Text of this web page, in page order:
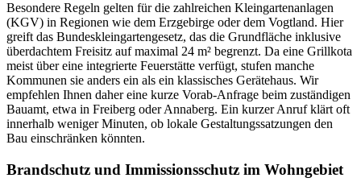
Besondere Regeln gelten für die zahlreichen Kleingartenanlagen
(KGV) in Regionen wie dem Erzgebirge oder dem Vogtland. Hier
greift das Bundeskleingartengesetz, das die Grundfläche inklusive
überdachtem Freisitz auf maximal 24 m² begrenzt. Da eine Grillkota
meist über eine integrierte Feuerstätte verfügt, stufen manche
Kommunen sie anders ein als ein klassisches Gerätehaus. Wir
empfehlen Ihnen daher eine kurze Vorab-Anfrage beim zuständigen
Bauamt, etwa in Freiberg oder Annaberg. Ein kurzer Anruf klärt oft
innerhalb weniger Minuten, ob lokale Gestaltungssatzungen den
Bau einschränken könnten.
Brandschutz und Immissionsschutz im Wohngebiet